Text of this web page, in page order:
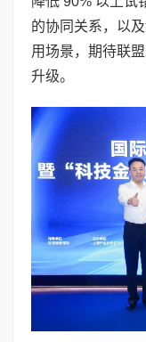
的协同关系，以
用场景，期待联
升级。